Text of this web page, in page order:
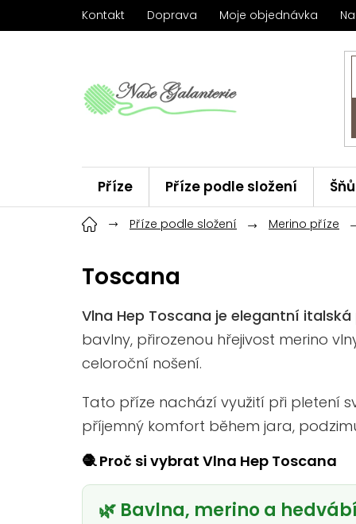
Kontakt Doprava Moje objednávka
Příze Příze podle složení
Háčky ChiaoGoo Značky
Příze podle složení Merino příze
Toscana
Vlna Hep Toscana je elegantní
bavlny, přirozenou hřejivost merino
celoroční nošení.
Tato příze nachází využití při pletení
příjemný komfort během jara,
🧶 Proč si vybrat Vlna Hep Toscana
🌿 Bavlna, merino a hedvábí